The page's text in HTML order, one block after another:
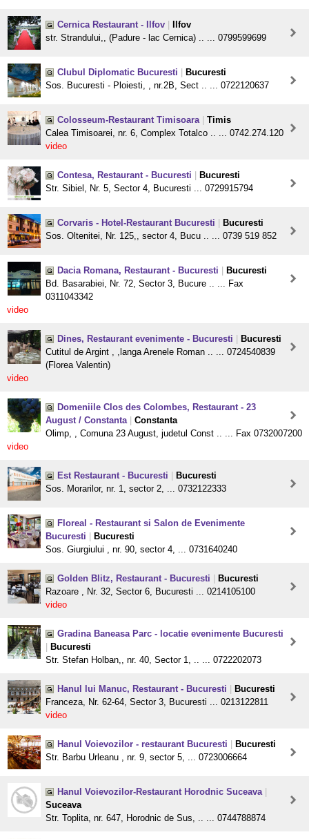
Cernica Restaurant - Ilfov
Ilfov
str. Strandului,, (Padure - lac Cernica) .. ... 0799599699
Clubul Diplomatic Bucuresti
Bucuresti
Sos. Bucuresti - Ploiesti, , nr.2B, Sect .. ... 0722120637
Colosseum-Restaurant Timisoara
Timis
Calea Timisoarei, nr. 6, Complex Totalco .. ... 0742.274.120
video
Contesa, Restaurant - Bucuresti
Bucuresti
Str. Sibiel, Nr. 5, Sector 4, Bucuresti ... 0729915794
Corvaris - Hotel-Restaurant Bucuresti
Bucuresti
Sos. Oltenitei, Nr. 125,, sector 4, Bucu .. ... 0739 519 852
Dacia Romana, Restaurant - Bucuresti
Bucuresti
Bd. Basarabiei, Nr. 72, Sector 3, Bucure .. ... Fax
0311043342
video
Dines, Restaurant evenimente - Bucuresti
Bucuresti
Cutitul de Argint , ,langa Arenele Roman .. ... 0724540839
(Florea Valentin)
video
Domeniile Clos des Colombes, Restaurant - 23
August / Constanta
Constanta
Olimp, , Comuna 23 August, judetul Const .. ... Fax 0732007200
video
Est Restaurant - Bucuresti
Bucuresti
Sos. Morarilor, nr. 1, sector 2, ... 0732122333
Floreal - Restaurant si Salon de Evenimente
Bucuresti
Bucuresti
Sos. Giurgiului , nr. 90, sector 4, ... 0731640240
Golden Blitz, Restaurant - Bucuresti
Bucuresti
Razoare , Nr. 32, Sector 6, Bucuresti ... 0214105100
video
Gradina Baneasa Parc - locatie evenimente Bucuresti
Bucuresti
Str. Stefan Holban,, nr. 40, Sector 1, .. ... 0722202073
Hanul lui Manuc, Restaurant - Bucuresti
Bucuresti
Franceza, Nr. 62-64, Sector 3, Bucuresti ... 0213122811
video
Hanul Voievozilor - restaurant Bucuresti
Bucuresti
Str. Barbu Urleanu , nr. 9, sector 5, ... 0723006664
Hanul Voievozilor-Restaurant Horodnic Suceava
Suceava
Str. Toplita, nr. 647, Horodnic de Sus, .. ... 0744788874